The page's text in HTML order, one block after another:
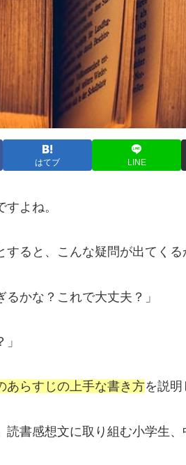
はてブ LINE
よね。
ると、こんな疑問が出てくる
かな？これで大丈夫？」
あらすじの上手な書き方を説明
書感想文に取り組む小学生